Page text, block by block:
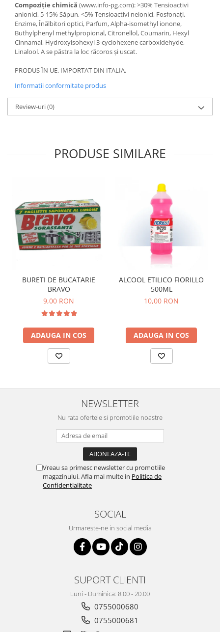
Compoziție chimică (www.info-pg.com): >30% Tensioactivi
anionici, 5-15% Săpun, <5% Tensioactivi neionici, Fosfonați,
Enzime, Înălbitori optici, Parfum, Alpha-isomethyl ionone,
Buthylphenyl methylpropional, Citronellol, Coumarin, Hexyl
Cinnamal, Hydroxyisohexyl 3-cyclohexene carboxldehyde,
Linalool. A se păstra la loc răcoros și uscat.
PRODUS ÎN UE. IMPORTAT DIN ITALIA.
Informatii conformitate produs
Review-uri(0)
PRODUSE SIMILARE
BURETI DE BUCATARIE
BRAVO
9,00 RON
ADAUGA IN COS
ALCOOL ETILICO FIORILLO
500ML
10,00 RON
ADAUGA IN COS
NEWSLETTER
Nu rata ofertele si promotiile noastre
Vreau sa primesc newsletter cu promotiile
magazinului. Afla mai multe in Politica de
Confidentialitate
SOCIAL
Urmareste-ne in social media
SUPORT CLIENTI
Luni - Duminica: 8.00 - 20.00
0755000680
0755000681